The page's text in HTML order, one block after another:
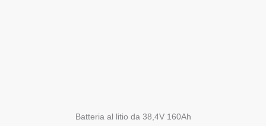
Batteria al litio da 38,4V 160Ah